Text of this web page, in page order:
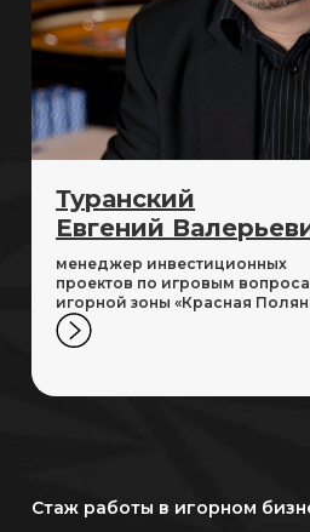
Туранский
Евгений
менеджер инвестиционных
проектов по игровым
игорной зоны «Красная
Стаж работы в игорном